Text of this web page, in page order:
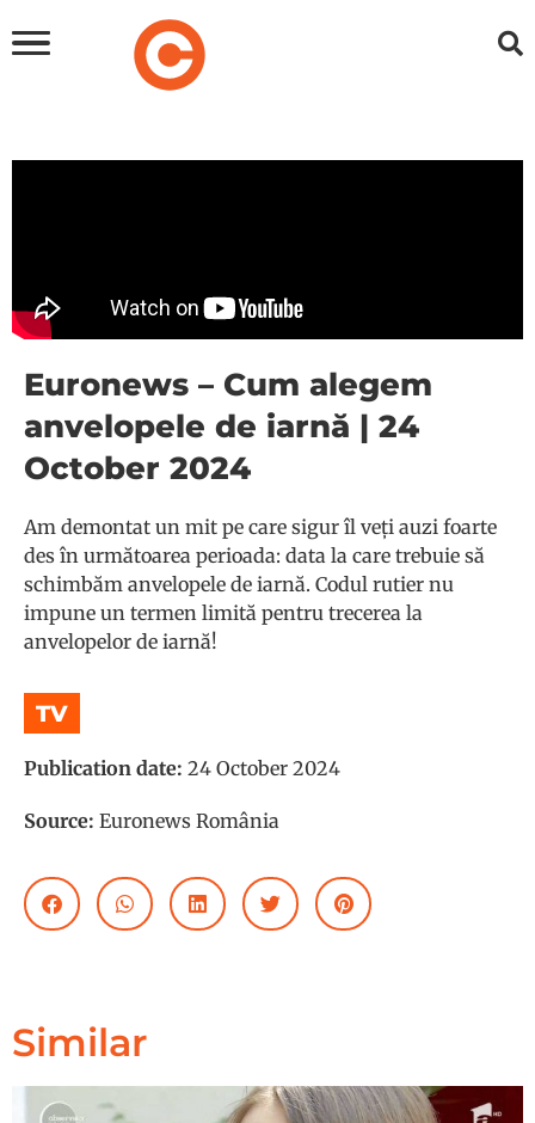
Euronews – Cum alegem
anvelopele de iarnă | 24
October 2024
Am demontat un mit pe care sigur îl veți auzi foarte
des în următoarea perioada: data la care trebuie să
schimbăm anvelopele de iarnă. Codul rutier nu
impune un termen limită pentru trecerea la
anvelopelor de iarnă!
TV
Publication date: 24 October 2024
Source: Euronews România
Similar